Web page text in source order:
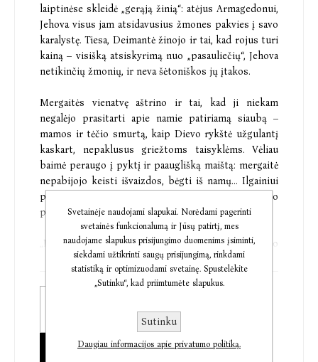
laiptinėse skleidė „gerąją žinią“: atėjus Armagedonui,
Jehova visus jam atsidavusius žmones pakvies į savo
karalystę. Tiesa, Deimantė žinojo ir tai, kad rojus turi
kainą – visišką atsiskyrimą nuo „pasauliečių“, Jehova
netikinčių žmonių, ir neva šėtoniškos jų įtakos.
Mergaitės vienatvę aštrino ir tai, kad ji niekam
negalėjo prasitarti apie namie patiriamą siaubą –
mamos ir tėčio smurtą, kaip Dievo rykštė užgulantį
kaskart, nepaklusus griežtoms taisyklėms. Vėliau
baimė peraugo į pyktį ir paauglišką maištą: mergaitė
nepabijojo keisti išvaizdos, bėgti iš namų... Ilgainiui
pasipriešinimas tėvams ir jų tikėjimui tapo
pavojingas gyvybei.
„Pasaulietė“ – tai istorija apie išsilaisvinimą nuo
psichologinio, fizinio ir dvasinio smurto. Knygoje
nuoširdžiai, be užuolankų, kartais ironiškai
pasakojama apie tikėjimo savimi ir vilties galią.
„Kai skaitai Taros Westover „Apšviestąją“, atrodo,
kad jos mormoniškas gyvenimas vyksta taip toli ir nė
Popierinė knyga
Svetainėje naudojami slapukai. Norėdami pagerinti
svetainės funkcionalumą ir Jūsų patirtį, mes
naudojame slapukus prisijungimo duomenims įsiminti,
siekdami užtikrinti saugų prisijungimą, rinkdami
statistiką ir optimizuodami svetainę. Spustelėkite
„Sutinku“, kad priimtumėte slapukus.
Sutinku
Daugiau informacijos apie privatumo politiką.